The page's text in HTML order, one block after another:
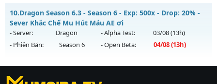
Thể loại: Mu Nguyên bản Webzen
Antihack: XShield
Mu mới ra tháng 08 2026 - Mở máy chủ
21h ngày 06/08/2626
Exp: 300x - Drop: 20%
Thể loại: Mu Nguyên bản Webzen
10.Dragon Season 6.3 - Season 6 - Exp: 500x - Drop: 20% -
Sever Khắc Chế Mu Hút Máu AE ơi
- Server: Dragon - Alpha Test: 03/08(13h)
- Phiên Bản:
Season 6 - Open Beta: 04/08(13h)
Dragon Season 6.3 - Sever Khắc Chế Mu Hút Máu AE ơi
Mu mới ra tháng 08 2026 - Mở máy chủ
https://ktdb.net/ |789club